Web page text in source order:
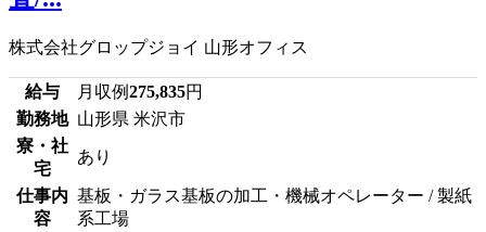
株式会社グロップジョイ 山形オフィス
給与 月収例275,835円
勤務地 山形県 米沢市
寮・社
宅
あり
仕事内
容
基板・ガラス基板の加工・機械オペレーター / 製紙
系工場